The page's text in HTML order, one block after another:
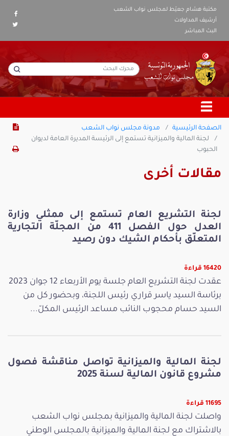
مكتبة هشام جعيّط لمجلس نواب الشعب
أرشيف المداولات
البث المباشر
الصفحة الرئيسية
مدونة مجلس نواب الشعب
لجنة المالية والميزانية تستمع إلى الرئيسة المديرة العامة لديوان
الحبوب
مقالات أخرى
لجنة التشريع العام تستمع إلى ممثلي وزارة
العدل حول الفصل 411 من المجلّة التجارية
المتعلّق بأحكام الشيك دون رصيد
16420 قراءة
عقدت لجنة التشريع العام جلسة يوم الأربعاء 12 جوان 2023
برئاسة السيد ياسر قراري رئيس اللجنة، وبحضور كل من
السيد حسام محجوب النائب مساعد الرئيس المكلّ...
لجنة المالية والميزانية تواصل مناقشة فصول
مشروع قانون المالية لسنة 2025
11695 قراءة
واصلت لجنة المالية والميزانية بمجلس نواب الشعب
بالاشتراك مع لجنة المالية والميزانية بالمجلس الوطني